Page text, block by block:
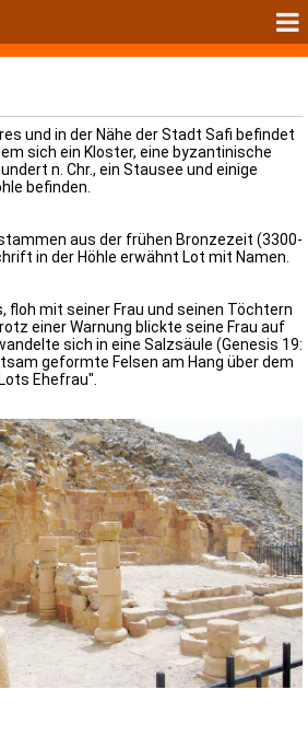
und in der Nähe der Stadt Safi befindet
sich ein Kloster, eine byzantinische
n. Chr., ein Stausee und einige
befinden.
aus der frühen Bronzezeit (3300-
in der Höhle erwähnt Lot mit Namen.
floh mit seiner Frau und seinen Töchtern
einer Warnung blickte seine Frau auf
sich in eine Salzsäule (Genesis 19:
geformte Felsen am Hang über dem
Ehefrau".